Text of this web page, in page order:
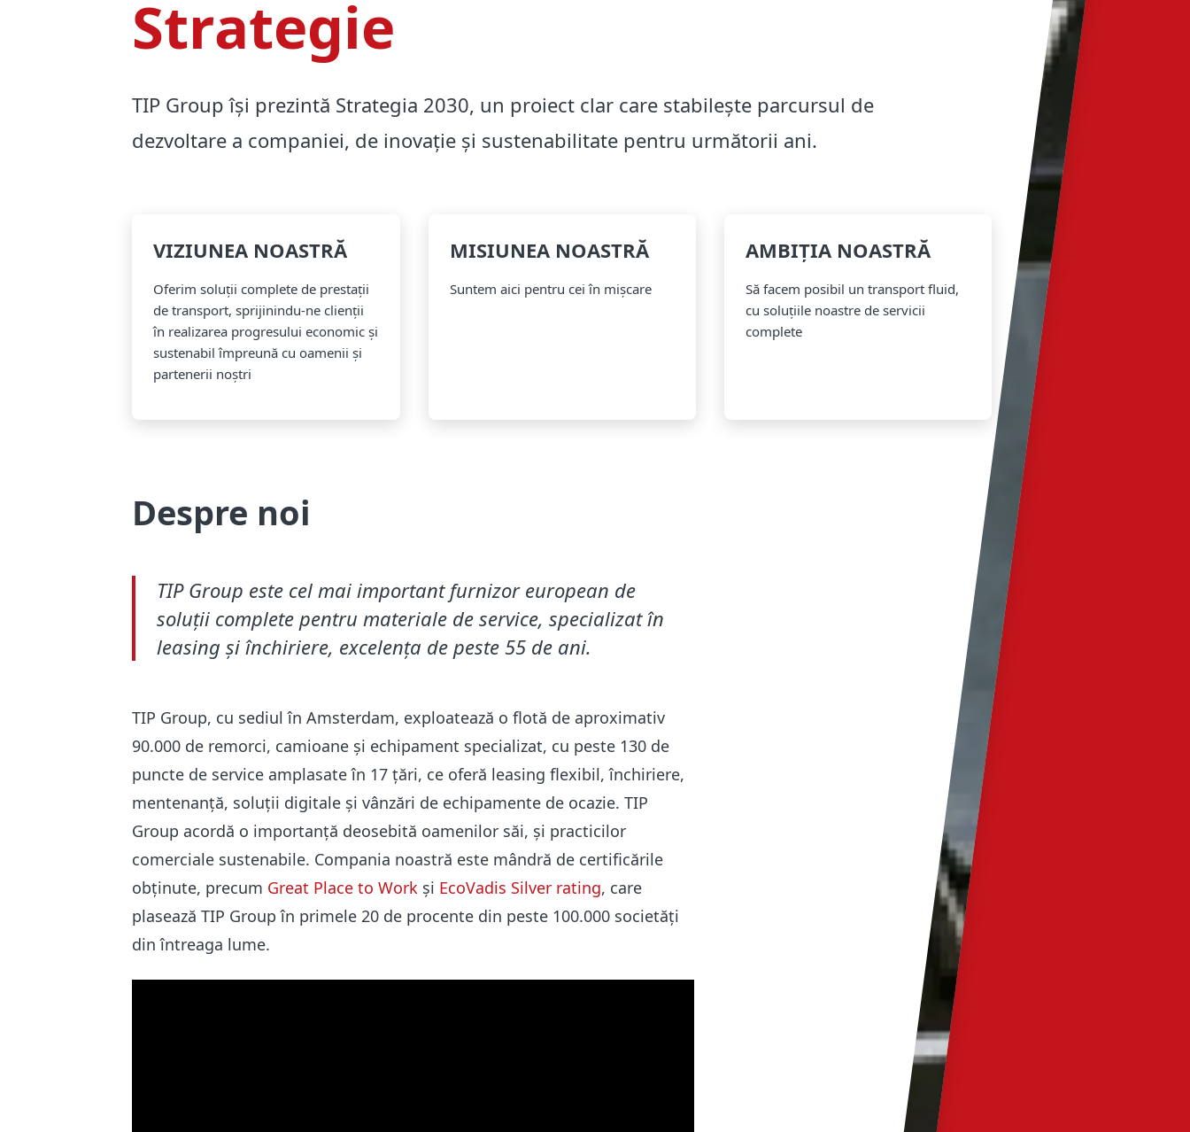
Strategie
TIP Group își prezintă Strategia 2030, un proiect clar care stabilește parcursul de
dezvoltare a companiei, de inovație și sustenabilitate pentru următorii ani.
VIZIUNEA NOASTRĂ
Oferim soluții complete de prestații
de transport, sprijinindu-ne clienții
în realizarea progresului economic și
sustenabil împreună cu oamenii și
partenerii noștri
MISIUNEA NOASTRĂ
Suntem aici pentru cei în mișcare
AMBIȚIA NOASTRĂ
Să facem posibil un transport fluid,
cu soluțiile noastre de servicii
complete
Despre noi
TIP Group este cel mai important furnizor european de
soluții complete pentru materiale de service, specializat în
leasing și închiriere, excelența de peste 55 de ani.
TIP Group, cu sediul în Amsterdam, exploatează o flotă de aproximativ
90.000 de remorci, camioane și echipament specializat, cu peste 130 de
puncte de service amplasate în 17 țări, ce oferă leasing flexibil, închiriere,
mentenanță, soluții digitale și vânzări de echipamente de ocazie.TIP
Group acordă o importanță deosebită oamenilor săi, și practicilor
comerciale sustenabile. Compania noastră este mândră de certificările
obținute, precum Great Place to Work și EcoVadis Silver rating, care
plasează TIP Group în primele 20 de procente din peste 100.000 societăți
din întreaga lume.